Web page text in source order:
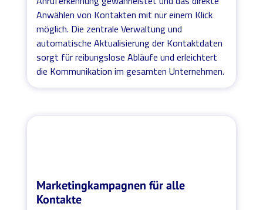
Anwählen von Kontakten mit nur einem Klick
möglich. Die zentrale Verwaltung und
automatische Aktualisierung der Kontaktdaten
sorgt für reibungslose Abläufe und erleichtert
die Kommunikation im gesamten Unternehmen.
Marketingkampagnen für alle
Kontakte